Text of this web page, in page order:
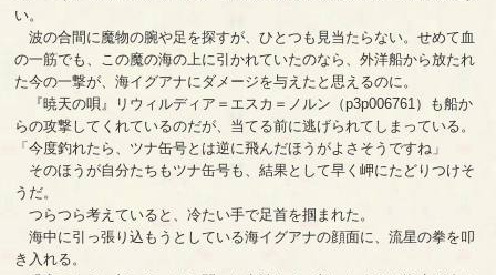
い。
波の合間に魔物の腕や足を探すが、ひとつも見当たらない。せめて血
の一筋でも、この魔の海の上に引かれていたのなら、外洋船から放たれ
た今の一撃が、海イグアナにダメージを与えたと思えるのに。
『暁天の唄』リウィルディア＝エスカ＝ノルン（p3p006761）も船か
らの攻撃してくれているのだが、当てる前に逃げられてしまっている。
「今度釣れたら、ツナ缶号とは逆に飛んだほうがよさそうですね」
そのほうが自分たちもツナ缶号も、結果として早く岬にたどりつけそ
うだ。
つらつら考えていると、冷たい手で足首を掴まれた。
海中に引っ張り込もうとしている海イグアナの顔面に、流星の拳を叩
き入れる。